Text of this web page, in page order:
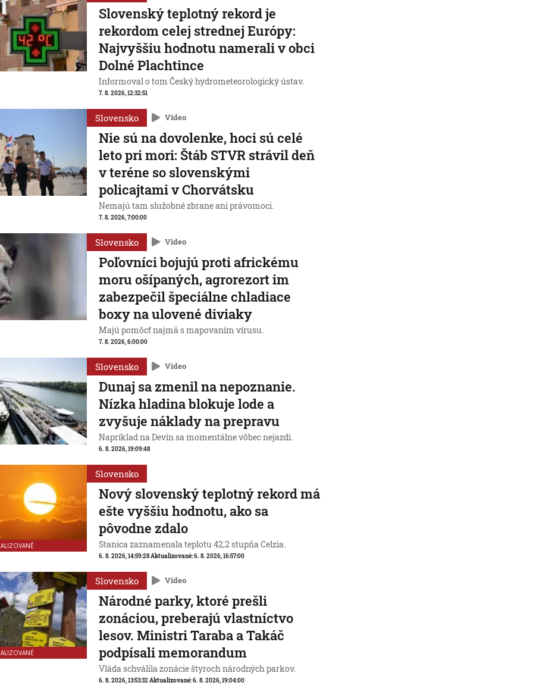
Slovenský teplotný rekord je
rekordom celej strednej Európy:
Najvyššiu hodnotu namerali v obci
Dolné Plachtince
Informoval o tom Český hydrometeorologický ústav.
7. 8. 2026, 12:32:51
Slovensko Video
Nie sú na dovolenke, hoci sú celé
leto pri mori: Štáb STVR strávil deň
v teréne so slovenskými
policajtami v Chorvátsku
Nemajú tam služobné zbrane ani právomoci.
7. 8. 2026, 7:00:00
Slovensko Video
Poľovníci bojujú proti africkému
moru ošípaných, agrorezort im
zabezpečil špeciálne chladiace
boxy na ulovené diviaky
Majú pomôcť najmä s mapovaním vírusu.
7. 8. 2026, 6:00:00
Slovensko Video
Dunaj sa zmenil na nepoznanie.
Nízka hladina blokuje lode a
zvyšuje náklady na prepravu
Napríklad na Devín sa momentálne vôbec nejazdí.
6. 8. 2026, 19:09:48
Slovensko
Nový slovenský teplotný rekord má
ešte vyššiu hodnotu, ako sa
pôvodne zdalo
Stanica zaznamenala teplotu 42,2 stupňa Celzia.
6. 8. 2026, 14:59:28Aktualizované:6. 8. 2026, 16:57:00
Slovensko Video
Národné parky, ktoré prešli
zonáciou, preberajú vlastníctvo
lesov. Ministri Taraba a Takáč
podpísali memorandum
Vláda schválila zonácie štyroch národných parkov.
6. 8. 2026, 13:53:32Aktualizované:6. 8. 2026, 19:04:00